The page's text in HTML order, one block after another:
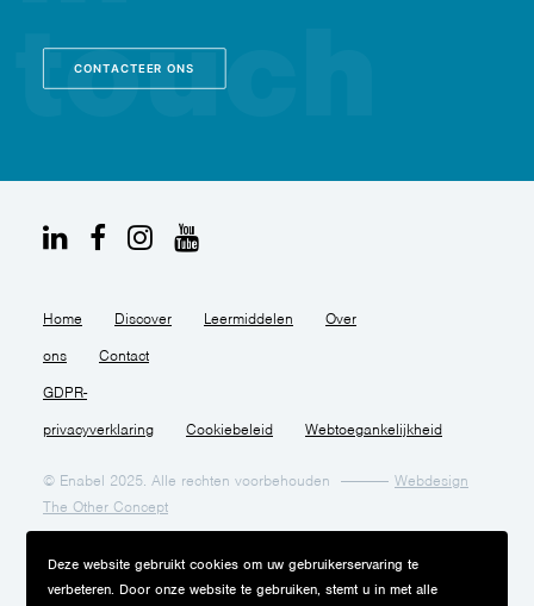
CONTACTEER ONS
Home Discover Leermiddelen Over
ons Contact
GDPR-
privacyverklaring Cookiebeleid Webtoegankelijkheid
© Enabel 2025. Alle rechten voorbehouden
Webdesign
The Other Concept
Deze website gebruikt cookies om uw gebruikerservaring te
verbeteren. Door onze website te gebruiken, stemt u in met alle